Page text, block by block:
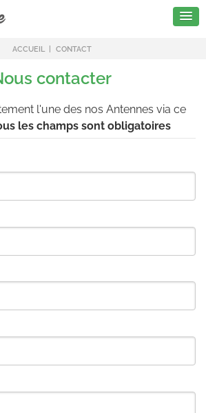
ACCUEIL CONTACT
contacter
l'une des nos Antennes via ce
les champs sont obligatoires